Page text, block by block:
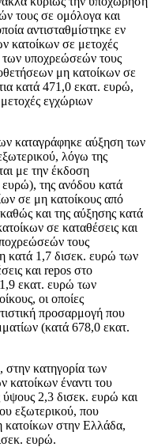
τους σε ομόλογα και
αντισταθμίστηκε εν
κατοίκων σε μετοχές
υποχρεώσεών τους
μη κατοίκων σε
κατά 471,0 εκατ. ευρώ,
εγχώριων
καταγράφηκε αύξηση των
λόγω της
με την έκδοση
της ανόδου κατά
σε μη κατοίκους από
και της αύξησης κατά
σε καταθέσεις και
τους
κατά 1,7 δισεκ. ευρώ των
και repos στο
εκατ. ευρώ των
οι οποίες
προσαρμογή που
(κατά 678,0 εκατ.
, στην κατηγορία των
κατοίκων έναντι του
2,3 δισεκ. ευρώ και
εξωτερικού, που
κατοίκων στην Ελλάδα,
ευρώ.